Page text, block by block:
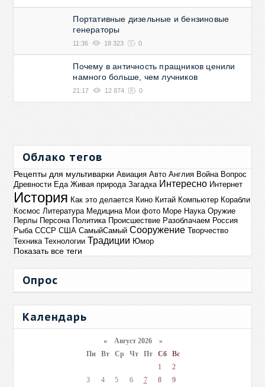
Портативные дизельные и бензиновые
генераторы
11:36 18 323 0
Почему в античность пращников ценили
намного больше, чем лучников
21:17 12 874 0
Облако тегов
Рецепты для мультиварки Авиация Авто Англия Война Вопрос
Древности Еда Живая природа Загадка Интересно Интернет
История Как это делается Кино Китай Компьютер Корабли
Космос Литература Медицина Мои фото Море Наука Оружие
Перлы Персона Политика Происшествие Разоблачаем Россия
Рыба СССР США СамыйСамый Сооружение Творчество
Техника Технологии Традиции Юмор
Показать все теги
Опрос
Календарь
«Август 2026 »
Пн
Вт Ср Чт Пт Сб
Вс
1
2
3
4 5 6 7 8 9